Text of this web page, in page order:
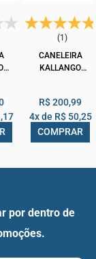
(1)
CANELEIRA
KALLANGO
PRETA 8KG PAR
R$ 200,99
4x de R$ 50,25
COMPRAR
por dentro de